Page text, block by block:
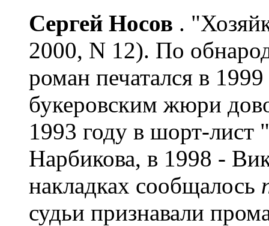
Сергей Носов .
2000, N 12). По
роман печатался в
букеровским жюри
1993 году в шорт-лист
Нарбикова, в 1998 -
накладках сообщалось
судьи признавали